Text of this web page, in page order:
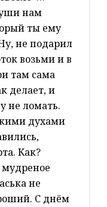
уши нам
ты ему
не подарил
возьми и в
там сама
делает, и
не ломать.
духами
Как?
не
С днём